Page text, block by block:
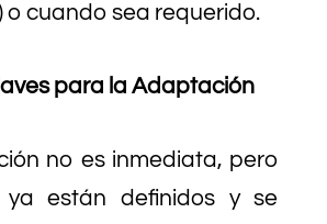
o cuando sea requerido.
para la Adaptación
no es inmediata, pero
ya están definidos y se